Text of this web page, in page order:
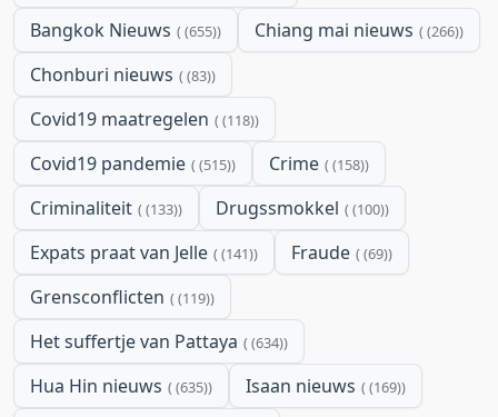
Bangkok Nieuws (655) Chiang mai nieuws (266)
Chonburi nieuws (83)
Covid19 maatregelen (118)
Covid19 pandemie (515) Crime (158)
Criminaliteit (133) Drugssmokkel (100)
Expats praat van Jelle (141) Fraude (69)
Grensconflicten (119)
Het suffertje van Pattaya (634)
Hua Hin nieuws (635) Isaan nieuws (169)